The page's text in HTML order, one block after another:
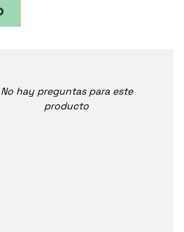
No hay preguntas para este
producto